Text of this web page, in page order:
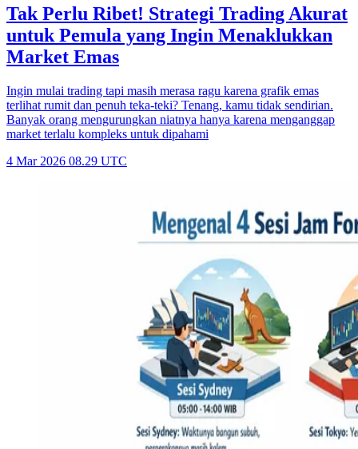
Tak Perlu Ribet! Strategi Trading Akurat
untuk Pemula yang Ingin Menaklukkan
Market Emas
Ingin mulai trading tapi masih merasa ragu karena grafik emas
terlihat rumit dan penuh teka-teki? Tenang, kamu tidak sendirian.
Banyak orang mengurungkan niatnya hanya karena menganggap
market terlalu kompleks untuk dipahami
4 Mar 2026 08.29 UTC